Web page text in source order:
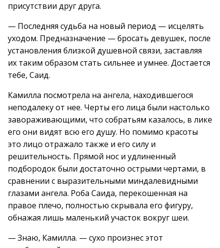
присутствии друг друга.
— Последняя судьба на новый период — исцелять
уходом. Предназначение — бросать девушек, после
установления близкой душевной связи, заставляя
их таким образом стать сильнее и умнее. Достается
тебе, Саид.
Камилла посмотрела на ангела, находившегося
неподалеку от нее. Черты его лица были настолько
завораживающими, что собратьям казалось, в лике
его они видят всю его душу. Но помимо красоты
это лицо отражало также и его силу и
решительность. Прямой нос и удлиненный
подбородок были достаточно острыми чертами, в
сравнении с выразительными миндалевидными
глазами ангела. Роба Саида, перекошенная на
правое плечо, полностью скрывала его фигуру,
обнажая лишь маленький участок вокруг шеи.
— Знаю, Камилла. — сухо произнес этот